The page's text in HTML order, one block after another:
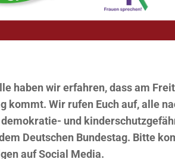
haben wir erfahren, dass am
kommt. Wir rufen Euch auf, alle
und
Deutschen Bundestag. Bitte
auf Social Media.